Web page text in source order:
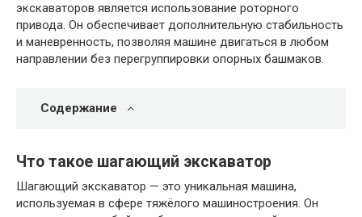
экскаваторов является использование роторного
привода. Он обеспечивает дополнительную стабильность
и маневренность, позволяя машине двигаться в любом
направлении без перегруппировки опорных башмаков.
Содержание
Что такое шагающий экскаватор
Шагающий экскаватор — это уникальная машина,
используемая в сфере тяжёлого машиностроения. Он